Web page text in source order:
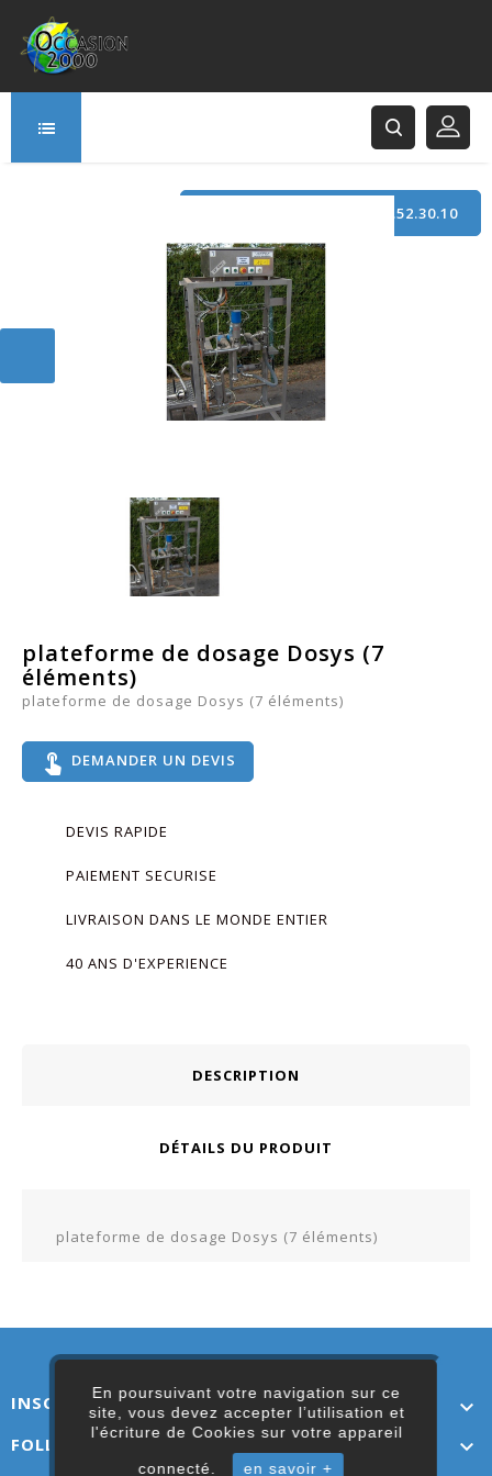
En poursuivant votre navigation sur ce
site, vous devez accepter l’utilisation et
l'écriture de Cookies sur votre appareil
connecté. en savoir +
TÉLÉPHONE : +33 (0)3.21.52.30.10
62120 Saint-Hilaire-Cottes
plateforme de dosage Dosys (7
éléments)
plateforme de dosage Dosys (7 éléments)
touch_app DEMANDER UN DEVIS
DEVIS RAPIDE
PAIEMENT SECURISE
LIVRAISON DANS LE MONDE ENTIER
40 ANS D'EXPERIENCE
DESCRIPTION
DÉTAILS DU PRODUIT
plateforme de dosage Dosys (7 éléments)
INSCRIVEZ-VOUS ICI 
FOLLOW US 